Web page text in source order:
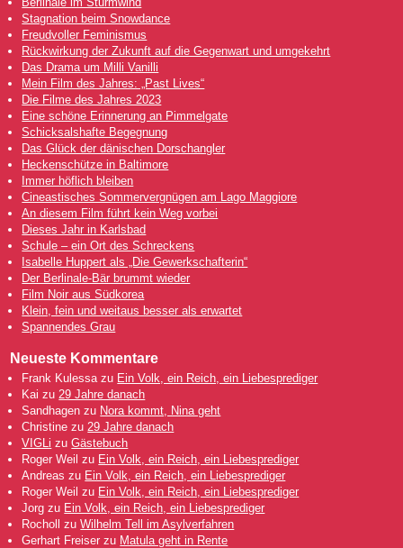
Stagnation beim Snowdance
Freudvoller Feminismus
Rückwirkung der Zukunft auf die Gegenwart und umgekehrt
Das Drama um Milli Vanilli
Mein Film des Jahres: „Past Lives“
Die Filme des Jahres 2023
Eine schöne Erinnerung an Pimmelgate
Schicksalshafte Begegnung
Das Glück der dänischen Dorschangler
Heckenschütze in Baltimore
Immer höflich bleiben
Cineastisches Sommervergnügen am Lago Maggiore
An diesem Film führt kein Weg vorbei
Dieses Jahr in Karlsbad
Schule – ein Ort des Schreckens
Isabelle Huppert als „Die Gewerkschafterin“
Der Berlinale-Bär brummt wieder
Film Noir aus Südkorea
Klein, fein und weitaus besser als erwartet
Spannendes Grau
Neueste Kommentare
Frank Kulessa zu Ein Volk, ein Reich, ein Liebesprediger
Kai zu 29 Jahre danach
Sandhagen zu Nora kommt, Nina geht
Christine zu 29 Jahre danach
VIGLi zuGästebuch
Roger Weil zu Ein Volk, ein Reich, ein Liebesprediger
Andreas zu Ein Volk, ein Reich, ein Liebesprediger
Roger Weil zu Ein Volk, ein Reich, ein Liebesprediger
Jorg zu Ein Volk, ein Reich, ein Liebesprediger
Rocholl
zuWilhelm Tell im Asylverfahren
Gerhart Freiser zu Matula geht in Rente